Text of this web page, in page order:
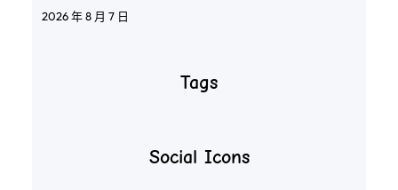
2026 年 8 月 7 日
Tags
Social Icons